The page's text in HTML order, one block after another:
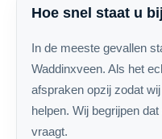
Hoe snel staat u
In de meeste gevallen
Waddinxveen. Als het
afspraken opzij zodat
helpen. Wij begrijpen
vraagt.